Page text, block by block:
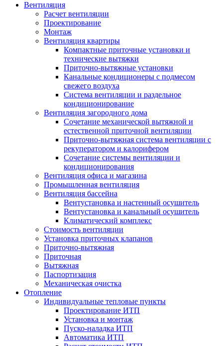
Вентиляция
Расчет вентиляции
Проектирование
Монтаж
Вентиляция квартиры
Компактные приточные установки и
технические вытяжки
Приточно-вытяжные установки
Канальные кондиционеры с подмесом
свежего воздуха
Cистема вентиляции и раздельное
кондиционирование
Вентиляция загородного дома
Сочетание механической вытяжной и
естественной приточной вентиляции
Приточно-вытяжная система вентиляции с
рекуператором и калорифером
Сочетание системы вентиляции и
кондиционирования
Вентиляция офиса и магазина
Промышленная вентиляция
Вентиляция бассейна
Вентустановка и настенный осушитель
Вентустановка и канальный осушитель
Климатический комплекс
Стоимость вентиляции
Установка приточных клапанов
Приточно-вытяжная
Приточная
Вытяжная
Паспортизация
Механическая очистка
Отопление
Индивидуальные тепловые пункты
Проектирование ИТП
Установка и монтаж
Пуско-наладка ИТП
Автоматика ИТП